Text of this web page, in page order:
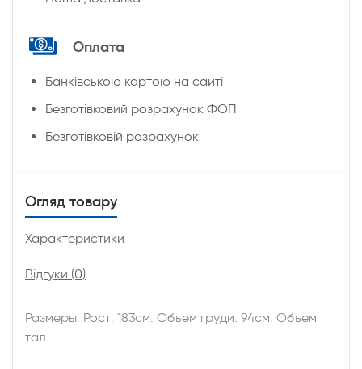
Оплата
Банківською картою на сайті
Безготівковий розрахунок ФОП
Безготівковій розрахунок
Огляд товару
Характеристики
Відгуки (0)
Размеры: Рост: 183см. Объем груди: 94см. Объем
тал